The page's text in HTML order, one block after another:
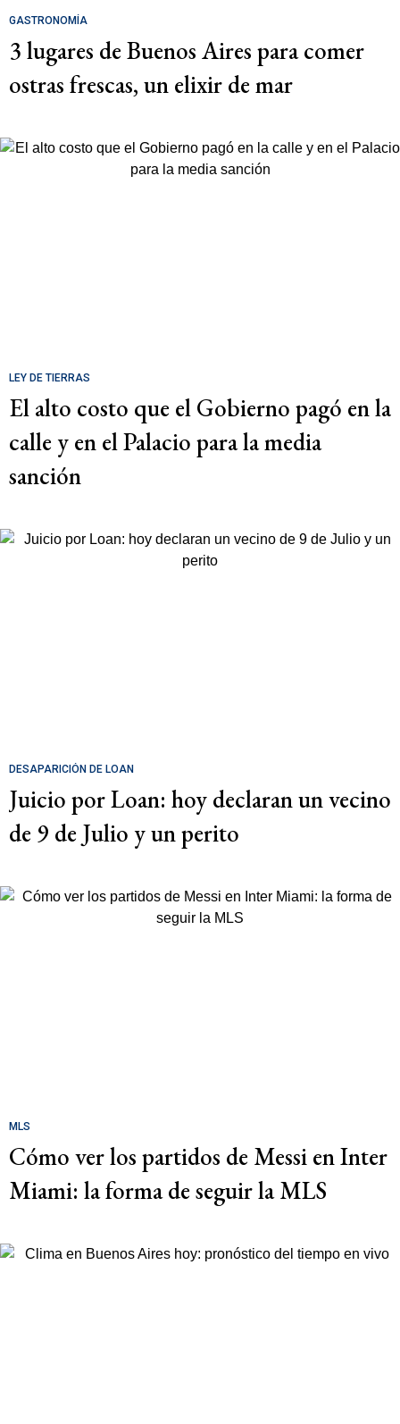
GASTRONOMÍA
3 lugares de Buenos Aires para comer
ostras frescas, un elixir de mar
LEY DE TIERRAS
El alto costo que el Gobierno pagó en la
calle y en el Palacio para la media
sanción
DESAPARICIÓN DE LOAN
Juicio por Loan: hoy declaran un vecino
de 9 de Julio y un perito
MLS
Cómo ver los partidos de Messi en Inter
Miami: la forma de seguir la MLS